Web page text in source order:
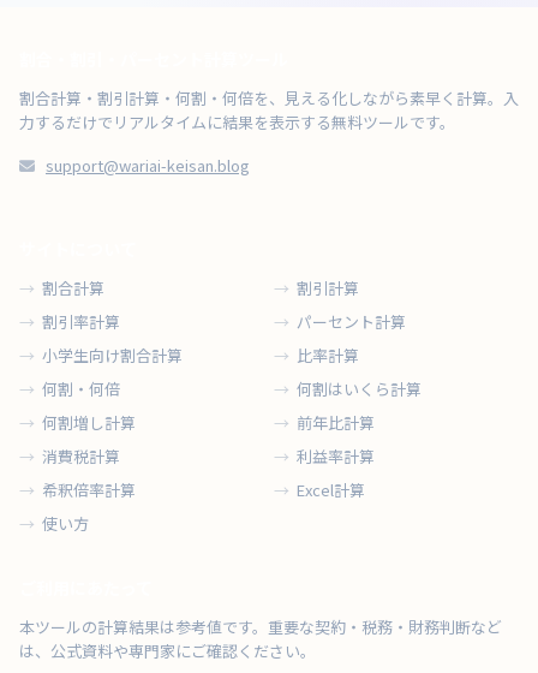
割合計算・割引計算・何割・何倍を、見える化しながら素早く計算。入
力するだけでリアルタイムに結果を表示する無料ツールです。
support@wariai-keisan.blog
割合計算
割引計算
割引率計算
パーセント計算
小学生向け割合計算
比率計算
何割・何倍
何割はいくら計算
何割増し計算
前年比計算
消費税計算
利益率計算
希釈倍率計算
Excel計算
使い方
本ツールの計算結果は参考値です。重要な契約・税務・財務判断など
は、公式資料や専門家にご確認ください。